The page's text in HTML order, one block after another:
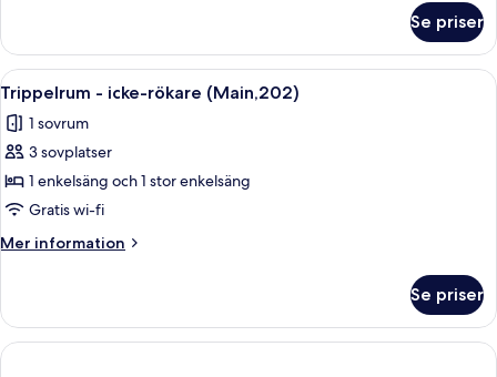
-
icke-
rökare
(Main,306)
Se priser
Öppna
alla
foton
för
Trippelrum
-
icke-
rökare
Trippelrum - icke-rökare (Main,202)
29
Trippelrum - icke-rökare (Main,202)
1 sovrum
3 sovplatser
1 enkelsäng och 1 stor enkelsäng
Gratis wi-fi
Mer information
Mer
-
icke-
rökare
Se priser